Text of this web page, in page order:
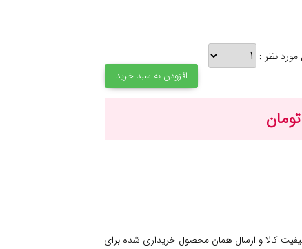
نظر :
افزودن به سبد خرید
کالا و ارسال همان محصول خریداری شده برای